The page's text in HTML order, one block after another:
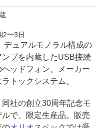
2〜3日
ュアルモノラル構成の
ンプを内蔵したUSB接続
ヘッドフォン。メーカー
ラトックシステム。
社の創立30周年記念モ
ルで、限定生産品。販売